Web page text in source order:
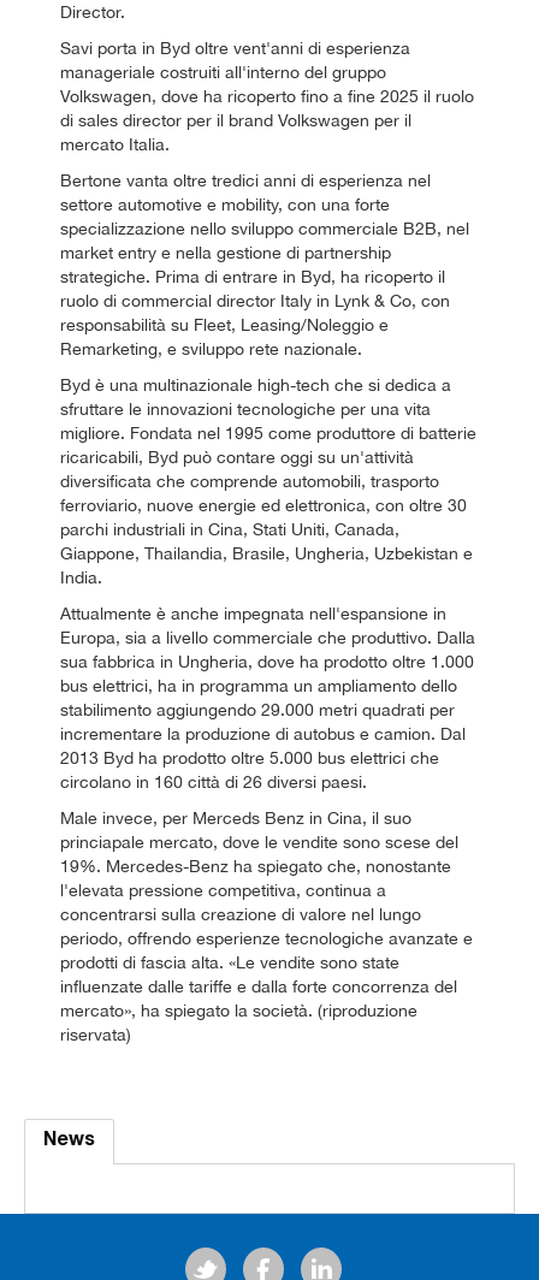
Director.
Savi porta in Byd oltre vent'anni di esperienza
manageriale costruiti all'interno del gruppo
Volkswagen, dove ha ricoperto fino a fine 2025 il ruolo
di sales director per il brand Volkswagen per il
mercato Italia.
Bertone vanta oltre tredici anni di esperienza nel
settore automotive e mobility, con una forte
specializzazione nello sviluppo commerciale B2B, nel
market entry e nella gestione di partnership
strategiche. Prima di entrare in Byd, ha ricoperto il
ruolo di commercial director Italy in Lynk & Co, con
responsabilità su Fleet, Leasing/Noleggio e
Remarketing, e sviluppo rete nazionale.
Byd è una multinazionale high-tech che si dedica a
sfruttare le innovazioni tecnologiche per una vita
migliore. Fondata nel 1995 come produttore di batterie
ricaricabili, Byd può contare oggi su un'attività
diversificata che comprende automobili, trasporto
ferroviario, nuove energie ed elettronica, con oltre 30
parchi industriali in Cina, Stati Uniti, Canada,
Giappone, Thailandia, Brasile, Ungheria, Uzbekistan e
India.
Attualmente è anche impegnata nell'espansione in
Europa, sia a livello commerciale che produttivo. Dalla
sua fabbrica in Ungheria, dove ha prodotto oltre 1.000
bus elettrici, ha in programma un ampliamento dello
stabilimento aggiungendo 29.000 metri quadrati per
incrementare la produzione di autobus e camion. Dal
2013 Byd ha prodotto oltre 5.000 bus elettrici che
circolano in 160 città di 26 diversi paesi.
Male invece, per Merceds Benz in Cina, il suo
princiapale mercato, dove le vendite sono scese del
19%. Mercedes-Benz ha spiegato che, nonostante
l'elevata pressione competitiva, continua a
concentrarsi sulla creazione di valore nel lungo
periodo, offrendo esperienze tecnologiche avanzate e
prodotti di fascia alta. «Le vendite sono state
influenzate dalle tariffe e dalla forte concorrenza del
mercato», ha spiegato la società. (riproduzione
riservata)
News